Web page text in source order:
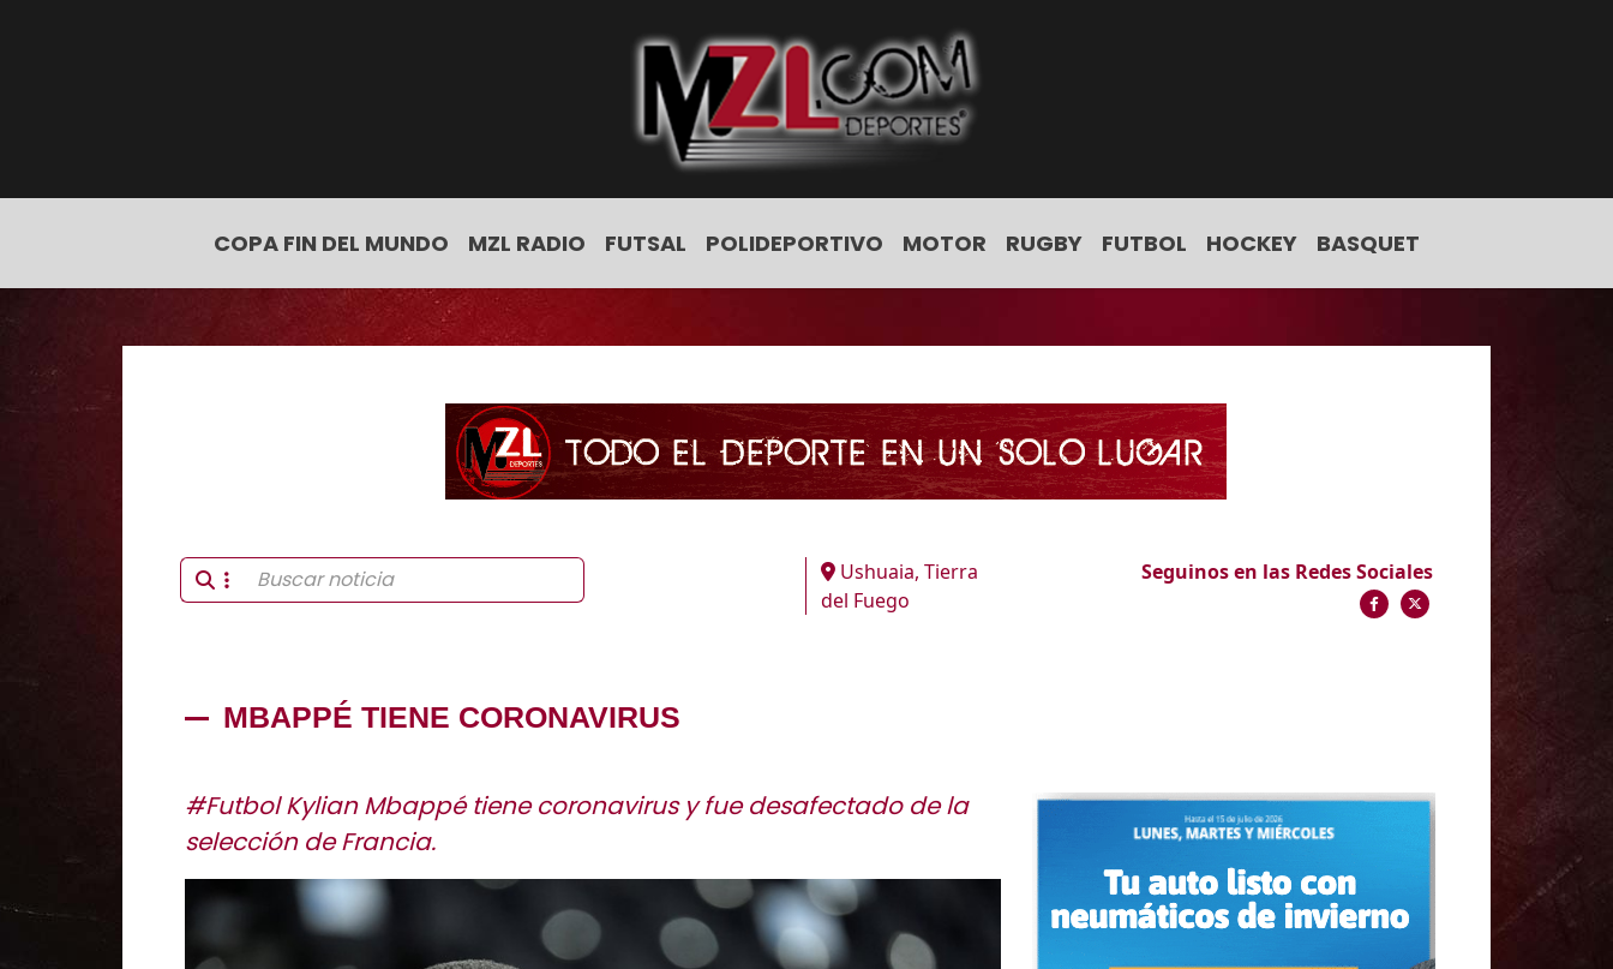
COPA FIN DEL MUNDO MZL RADIO FUTSAL POLIDEPORTIVO MOTOR RUGBY FUTBOL HOCKEY BASQUET
Ushuaia, Tierra
del Fuego
Seguinos en las Redes Sociales
MBAPPÉ TIENE CORONAVIRUS
#Futbol Kylian Mbappé tiene coronavirus y fue desafectado de la
selección de Francia.